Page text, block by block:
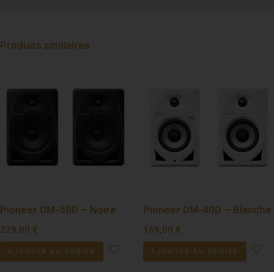
Produits similaires
Pioneer DM-50D – Noire
229,00 €
AJOUTER AU PANIER
Pioneer DM-40D – Blanche
169,00 €
AJOUTER AU PANIER